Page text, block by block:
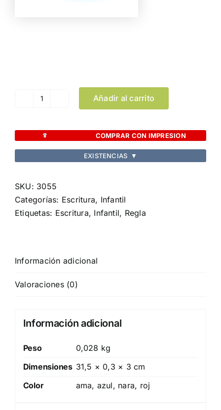
Regla
cantidad
Añadir al carrito
COMPRAR CON IMPRESION
EXISTENCIAS ▼
SKU: 3055
Categorías: Escritura, Infantil
Etiquetas: Escritura, Infantil, Regla
Información adicional
Valoraciones (0)
Información adicional
Peso
0,028 kg
Dimensiones 31,5 × 0,3 × 3 cm
Color
ama, azul, nara, roj